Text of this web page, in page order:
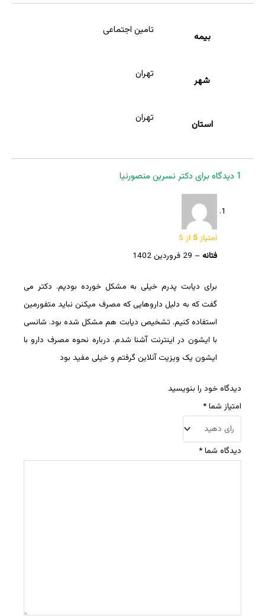
بیمه
تامین اجتماعی
شهر
تهران
استان
تهران
1 دیدگاه برای دکتر نسرین منصورنیا
امتیاز5 از 5
فتانه – 29 فروردین 1402
برای دیابت پدرم خیلی به مشکل خورده بودیم. دکتر می
گفت که به دلیل داروهایی که مصرف میکنن نباید متفورمین
استفاده کنیم. تشخیص دیابت هم مشکل شده بود. شانسی
با ایشون در اینترنت آشنا شدم. درباره نحوه مصرف دارو با
ایشون یک ویزیت آنلاین گرفتم و خیلی مفید بود
دیدگاه خود را بنویسید
امتیاز شما*
دیدگاه شما*